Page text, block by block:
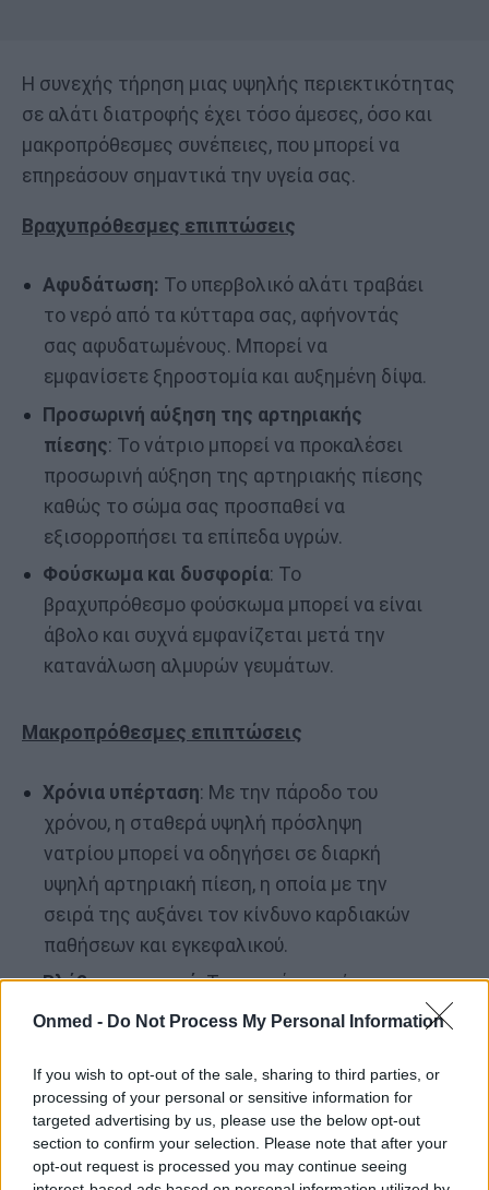
Onmed - Do Not Process My Personal Information
If you wish to opt-out of the sale, sharing to third parties, or
processing of your personal or sensitive information for
targeted advertising by us, please use the below opt-out
section to confirm your selection. Please note that after your
opt-out request is processed you may continue seeing
Η συνεχής τήρηση μιας υψηλής περιεκτικότητας
σε αλάτι διατροφής έχει τόσο άμεσες, όσο και
μακροπρόθεσμες συνέπειες, που μπορεί να
επηρεάσουν σημαντικά την υγεία σας.
Βραχυπρόθεσμες επιπτώσεις
Αφυδάτωση: Το υπερβολικό αλάτι τραβάει
το νερό από τα κύτταρα σας, αφήνοντάς
σας αφυδατωμένους. Μπορεί να
εμφανίσετε ξηροστομία και αυξημένη δίψα.
Προσωρινή αύξηση της αρτηριακής
πίεσης: Το νάτριο μπορεί να προκαλέσει
προσωρινή αύξηση της αρτηριακής πίεσης
καθώς το σώμα σας προσπαθεί να
εξισορροπήσει τα επίπεδα υγρών.
Φούσκωμα και δυσφορία: Το
βραχυπρόθεσμο φούσκωμα μπορεί να είναι
άβολο και συχνά εμφανίζεται μετά την
κατανάλωση αλμυρών γευμάτων.
Μακροπρόθεσμες επιπτώσεις
Χρόνια υπέρταση: Με την πάροδο του
χρόνου, η σταθερά υψηλή πρόσληψη
νατρίου μπορεί να οδηγήσει σε διαρκή
υψηλή αρτηριακή πίεση, η οποία με την
σειρά της αυξάνει τον κίνδυνο καρδιακών
παθήσεων και εγκεφαλικού.
Βλάβη στα νεφρά: Τα νεφρά σας είναι
υπεύθυνα για το φιλτράρισμα του νατρίου
την πάροδο του χρόνου μπορεί να
καταπονήσει υπερβολικά τα νεφρά,
οδηγώντας σε χρόνια νεφρική νόσο.
Αυξημένος κίνδυνος οστεοπόρωσης: Τα